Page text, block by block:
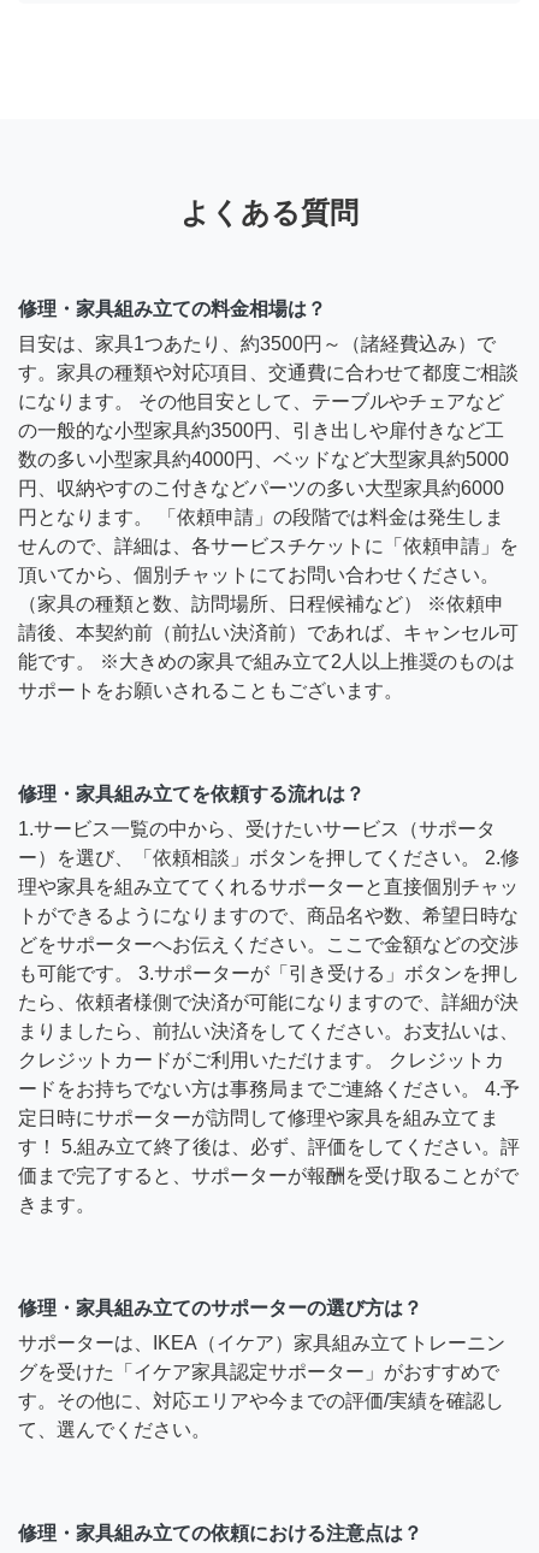
よくある質問
修理・家具組み立ての料金相場は？
目安は、家具1つあたり、約3500円～（諸経費込み）で
す。家具の種類や対応項目、交通費に合わせて都度ご相談
になります。 その他目安として、テーブルやチェアなど
の一般的な小型家具約3500円、引き出しや扉付きなど工
数の多い小型家具約4000円、ベッドなど大型家具約5000
円、収納やすのこ付きなどパーツの多い大型家具約6000
円となります。 「依頼申請」の段階では料金は発生しま
せんので、詳細は、各サービスチケットに「依頼申請」を
頂いてから、個別チャットにてお問い合わせください。
（家具の種類と数、訪問場所、日程候補など） ※依頼申
請後、本契約前（前払い決済前）であれば、キャンセル可
能です。 ※大きめの家具で組み立て2人以上推奨のものは
サポートをお願いされることもございます。
修理・家具組み立てを依頼する流れは？
1.サービス一覧の中から、受けたいサービス（サポータ
ー）を選び、「依頼相談」ボタンを押してください。 2.修
理や家具を組み立ててくれるサポーターと直接個別チャッ
トができるようになりますので、商品名や数、希望日時な
どをサポーターへお伝えください。ここで金額などの交渉
も可能です。 3.サポーターが「引き受ける」ボタンを押し
たら、依頼者様側で決済が可能になりますので、詳細が決
まりましたら、前払い決済をしてください。お支払いは、
クレジットカードがご利用いただけます。 クレジットカ
ードをお持ちでない方は事務局までご連絡ください。 4.予
定日時にサポーターが訪問して修理や家具を組み立てま
す！ 5.組み立て終了後は、必ず、評価をしてください。評
価まで完了すると、サポーターが報酬を受け取ることがで
きます。
修理・家具組み立てのサポーターの選び方は？
サポーターは、IKEA（イケア）家具組み立てトレーニン
グを受けた「イケア家具認定サポーター」がおすすめで
す。その他に、対応エリアや今までの評価/実績を確認し
て、選んでください。
修理・家具組み立ての依頼における注意点は？